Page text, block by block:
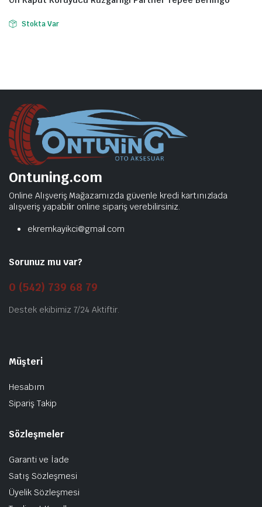
Stokta Var
Ontuning.com
Online Alışveriş Mağazamızda güvenle kredi kartınızlada
alışveriş yapabilir online sipariş verebilirsiniz.
ekremkayikci@gmail.com
Sorunuz mu var?
0 (542) 739 68 79
Destek ekibimiz 7/24 Aktiftir.
Müşteri
Hesabım
Sipariş Takip
Sözleşmeler
Garanti ve İade
Satış Sözleşmesi
Üyelik Sözleşmesi